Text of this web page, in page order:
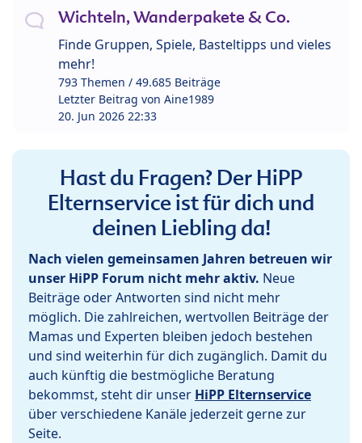
Wichteln, Wanderpakete & Co.
Finde Gruppen, Spiele, Basteltipps und vieles
mehr!
793 Themen / 49.685 Beiträge
Letzter Beitrag von Aine1989
20. Jun 2026 22:33
Hast du Fragen? Der HiPP
Elternservice ist für dich und
deinen Liebling da!
Nach vielen gemeinsamen Jahren betreuen wir
unser HiPP Forum nicht mehr aktiv. Neue
Beiträge oder Antworten sind nicht mehr
möglich. Die zahlreichen, wertvollen Beiträge der
Mamas und Experten bleiben jedoch bestehen
und sind weiterhin für dich zugänglich. Damit du
auch künftig die bestmögliche Beratung
bekommst, steht dir unser HiPP Elternservice
über verschiedene Kanäle jederzeit gerne zur
Seite.